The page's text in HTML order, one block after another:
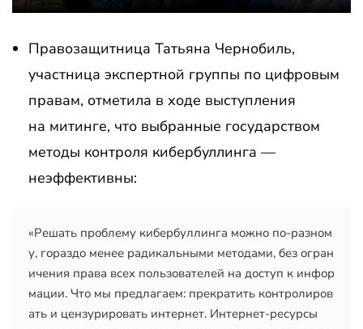
Правозащитница Татьяна Чернобиль,
участница экспертной группы по цифровым
правам, отметила в ходе выступления
на митинге, что выбранные государством
методы контроля кибербуллинга —
неэффективны:
«Решать проблему кибербуллинга можно по-разном
у, гораздо менее радикальными методами, без огран
ичения права всех пользователей на доступ к инфор
мации. Что мы предлагаем: прекратить контролиров
ать и цензурировать интернет. Интернет-ресурсы